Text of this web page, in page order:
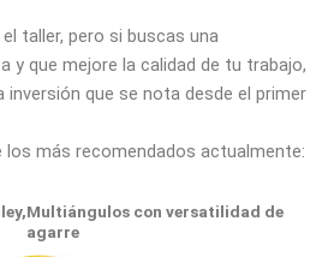
taller, pero si buscas una
y que mejore la calidad de tu trabajo,
inversión que se nota desde el primer
más recomendados actualmente:
con versatilidad de
agarre